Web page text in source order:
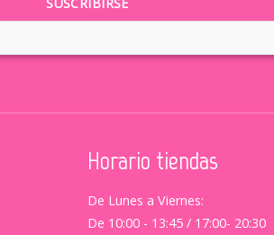
Horario tiendas
De Lunes a Viernes:
De 10:00 - 13:45 / 17:00- 20:30